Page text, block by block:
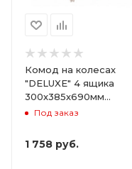
Комод на колесах
"DELUXE" 4 ящика
300х385х690мм
(Светло-бежевый)
Под заказ
1 758 руб.